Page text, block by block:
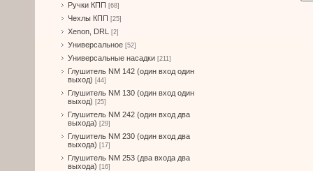
Ручки КПП [68]
Чехлы КПП [25]
Xenon, DRL [2]
Универсальное [52]
Универсальные насадки [211]
Глушитель NM 142 (один вход один
выход) [44]
Глушитель NM 130 (один вход один
выход) [25]
Глушитель NM 242 (один вход два
выхода) [29]
Глушитель NM 230 (один вход два
выхода) [17]
Глушитель NM 253 (два входа два
выхода) [16]